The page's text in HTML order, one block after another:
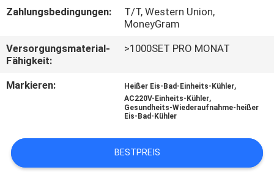
MIT
IN
VERBINDUNG
FORDERN
SIE
Zahlungsbedingungen:
T/T, Western Union,
MoneyGram
Versorgungsmaterial-
Fähigkeit:
>1000SET PRO MONAT
Markieren: Heißer Eis-Bad-Einheits-Kühler,
AC220V-Einheits-Kühler,
Gesundheits-Wiederaufnahme-heißer
Eis-Bad-Kühler
BESTPREIS